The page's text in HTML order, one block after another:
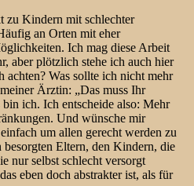
zu Kindern mit schlechter
an Orten mit eher
Ich mag diese Arbeit
aber plötzlich stehe ich auch hier
achten? Was sollte ich nicht mehr
Ärztin: „Das muss Ihr
ich. Ich entscheide also: Mehr
Und wünsche mir
um allen gerecht werden zu
Eltern, den Kindern, die
nur selbst schlecht versorgt
eben doch abstrakter ist, als für